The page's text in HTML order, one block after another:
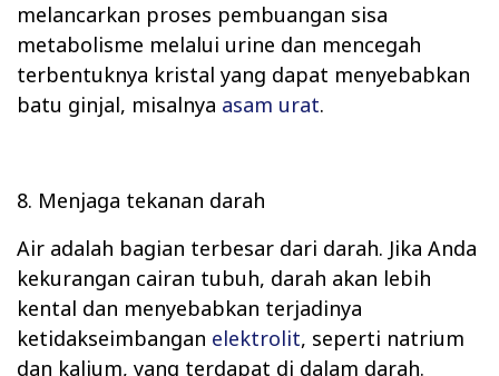
melancarkan proses pembuangan sisa
metabolisme melalui urine dan mencegah
terbentuknya kristal yang dapat menyebabkan
batu ginjal, misalnya asam urat.
8. Menjaga tekanan darah
Air adalah bagian terbesar dari darah. Jika Anda
kekurangan cairan tubuh, darah akan lebih
kental dan menyebabkan terjadinya
ketidakseimbangan elektrolit, seperti natrium
dan kalium, yang terdapat di dalam darah.